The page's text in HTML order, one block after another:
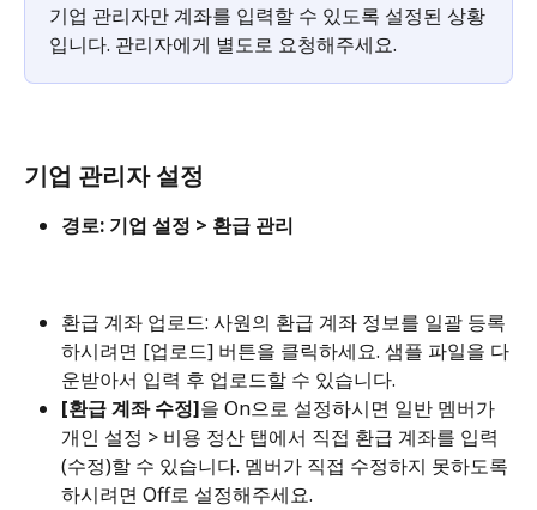
기업 관리자만 계좌를 입력할 수 있도록 설정된 상황
입니다. 관리자에게 별도로 요청해주세요.
기업 관리​자 설정
경로: 기업 설정 > 환급 관리
환급 계좌 업로드: 사원의 환급 계좌 정보를 일괄 등록
하시려면 [업로드] 버튼을 클릭하세요. 샘플 파일을 다
운받아서 입력 후 업로드할 수 있습니다.
[환급 계좌 수정]을 On으로 설정하시면 일반 멤버가
개인 설정 > 비용 정산 탭에서 직접 환급 계좌를 입력
(수정)할 수 있습니다. 멤버가 직접 수정하지 못하도록
하시려면 Off로 설정해주세요.